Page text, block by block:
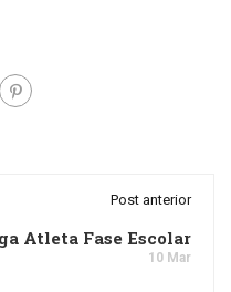
Post anterior
Atleta Fase Escolar
10 Mar